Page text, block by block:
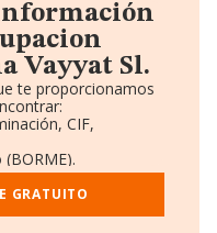
Vayyat Sl.
te proporcionamos
CIF,
y Empleados.
GRATUITO